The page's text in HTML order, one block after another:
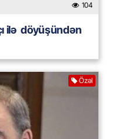
104
ilə döyüşündən
Özəl